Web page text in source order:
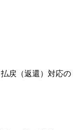
戻（返還）対応の